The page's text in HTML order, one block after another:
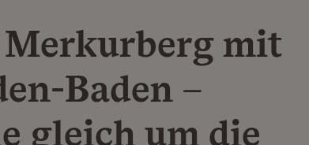
mit
Baden –
gleich um die